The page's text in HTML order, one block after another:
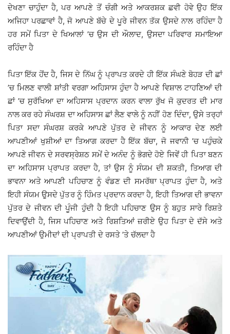
ਦੇਖਣਾ ਚਾਹੁੰਦਾ ਹੈ, ਪਰ ਆਪਣੇ ਤੋਂ ਚੰਗੀ ਅਤੇ ਆਕਰਸ਼ਕ ਛਵੀ ਹੋਵੇ ਉਹ ਇੱਕ
ਅਜਿਹਾ ਪਰਛਾਵਾਂ ਹੈ, ਜੋ ਆਪਣੇ ਬੱਚੇ ਦੇ ਪੂਰੇ ਜੀਵਨ ਤੱਕ ਉਸਦੇ ਨਾਲ ਰਹਿੰਦਾ ਹੈ
ਹਰ ਸਮੇਂ ਪਿਤਾ ਦੇ ਖਿਆਲਾਂ ’ਚ ਉਸ ਦੀ ਔਲਾਦ, ਉਸਦਾ ਪਰਿਵਾਰ ਸਮਾਇਆ
ਰਹਿੰਦਾ ਹੈ
ਪਿਤਾ ਇੱਕ ਹੋਂਦ ਹੈ, ਜਿਸ ਦੇ ਨਿੱਘ ਨੂੰ ਪ੍ਰਾਪਤ ਕਰਦੇ ਹੀ ਇੱਕ ਸੰਘਣੇ ਬੋਹੜ ਦੀ ਛਾਂ
’ਚ ਮਿਲਣ ਵਾਲੀ ਸ਼ਾਂਤੀ ਵਰਗਾ ਅਹਿਸਾਸ ਹੁੰਦਾ ਹੈ ਆਪਣੇ ਵਿਸ਼ਾਲ ਟਾਹਣਿਆਂ ਦੀ
ਛਾਂ ’ਚ ਸੁਰੱਖਿਆ ਦਾ ਅਹਿਸਾਸ ਪ੍ਰਦਾਨ ਕਰਨ ਵਾਲਾ ਰੁੱਖ ਜੋ ਕੁਦਰਤ ਦੀ ਮਾਰ
ਨਾਲ ਕਰ ਰਹੇ ਸੰਘਰਸ਼ ਦਾ ਅਹਿਸਾਸ ਛਾਂ ਲੈਣ ਵਾਲੇ ਨੂੰ ਨਹੀਂ ਹੋਣ ਦਿੰਦਾ, ਉਸੇ ਤਰ੍ਹਾਂ
ਪਿਤਾ ਸਦਾ ਸੰਘਰਸ਼ ਕਰਕੇ ਆਪਣੇ ਪੁੱਤਰ ਦੇ ਜੀਵਨ ਨੂੰ ਆਕਾਰ ਦੇਣ ਲਈ
ਆਪਣੀਆਂ ਖੁਸ਼ੀਆਂ ਦਾ ਤਿਆਗ ਕਰਦਾ ਹੈ ਇੱਕ ਬੱਚਾ, ਜੋ ਜਵਾਨੀ ’ਚ ਪਹੁੰਚਕੇ
ਆਪਣੇ ਜੀਵਨ ਦੇ ਸਰਵਸ੍ਰੇਸ਼ਠ ਸਮੇਂ ਦੇ ਅਨੰਦ ਨੂੰ ਭੋਗਦੇ ਹੋਏ ਜਿਵੇਂ ਹੀ ਪਿਤਾ ਬਣਨ
ਦਾ ਅਹਿਸਾਸ ਪ੍ਰਾਪਤ ਕਰਦਾ ਹੈ, ਤਾਂ ਉਸ ਨੂੰ ਸੰਯਮ ਦੀ ਸ਼ਕਤੀ, ਤਿਆਗ ਦੀ
ਭਾਵਨਾ ਅਤੇ ਆਪਣੀ ਪਹਿਚਾਣ ਨੂੰ ਵੰਡਣ ਦੀ ਸਮਰੱਥਾ ਪ੍ਰਾਪਤ ਹੁੰਦਾ ਹੈ, ਅਤੇ
ਇਹੀ ਸੰਯਮ ਉੁਸਦੇ ਪੁੱਤਰ ਨੂੰ ਹਿੰਮਤ ਪ੍ਰਦਾਨ ਕਰਦਾ ਹੈ, ਇਹੀ ਤਿਆਗ ਦੀ ਭਾਵਨਾ
ਪੁੱਤਰ ਦੇ ਜੀਵਨ ਦੀ ਪੂੰਜੀ ਹੁੰਦੀ ਹੈ ਇਹੀ ਪਹਿਚਾਣ ਉਸ ਨੂੰ ਬਹੁਤ ਸਾਰੇ ਰਿਸ਼ਤੇ
ਦਿਵਾਉਂਦੀ ਹੈ, ਜਿਸ ਪਹਿਚਾਣ ਅਤੇ ਰਿਸ਼ਤਿਆਂ ਜ਼ਰੀਏ ਉਹ ਪਿਤਾ ਦੇ ਦੱਸੇ ਅਤੇ
ਆਪਣੀਆਂ ਉਮੀਦਾਂ ਦੀ ਪ੍ਰਾਪਤੀ ਦੇ ਰਸਤੇ ’ਤੇ ਚੱਲਦਾ ਹੈ